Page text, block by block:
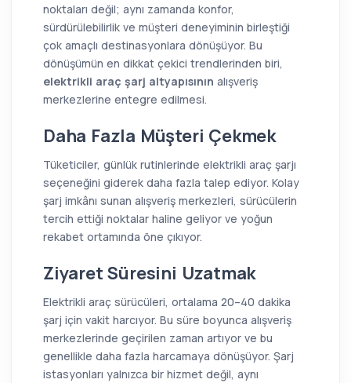
noktaları değil; aynı zamanda konfor,
sürdürülebilirlik ve müşteri deneyiminin birleştiği
çok amaçlı destinasyonlara dönüşüyor. Bu
dönüşümün en dikkat çekici trendlerinden biri,
elektrikli araç şarj altyapısının alışveriş
merkezlerine entegre edilmesi.
Daha Fazla Müşteri Çekmek
Tüketiciler, günlük rutinlerinde elektrikli araç şarjı
seçeneğini giderek daha fazla talep ediyor. Kolay
şarj imkânı sunan alışveriş merkezleri, sürücülerin
tercih ettiği noktalar haline geliyor ve yoğun
rekabet ortamında öne çıkıyor.
Ziyaret Süresini Uzatmak
Elektrikli araç sürücüleri, ortalama 20–40 dakika
şarj için vakit harcıyor. Bu süre boyunca alışveriş
merkezlerinde geçirilen zaman artıyor ve bu
genellikle daha fazla harcamaya dönüşüyor. Şarj
istasyonları yalnızca bir hizmet değil, aynı